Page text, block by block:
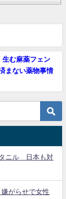
→「マジで国の恥
築いた国格をサ
ンテナ
族から信じられ
ｗｗｗ1700万バ
披露ｗｗｗｗｗ
む麻薬フェン
まない薬物事情
ニル 日本も対
がらせで女性